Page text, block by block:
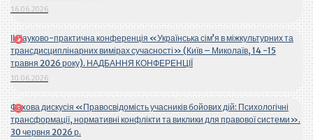
16.06.2026
ІІ Науково-практична конференція «Українська сім’я в міжкультурних та
трансдисциплінарних вимірах сучасності» (Київ – Миколаїв, 14 -15
травня 2026 року). НАДБАННЯ КОНФЕРЕНЦІЇ
10.06.2026
Фахова дискусія «Правосвідомість учасників бойових дій: Психологічні
трансформації, нормативні конфлікти та виклики для правової системи».
30 червня 2026 р.